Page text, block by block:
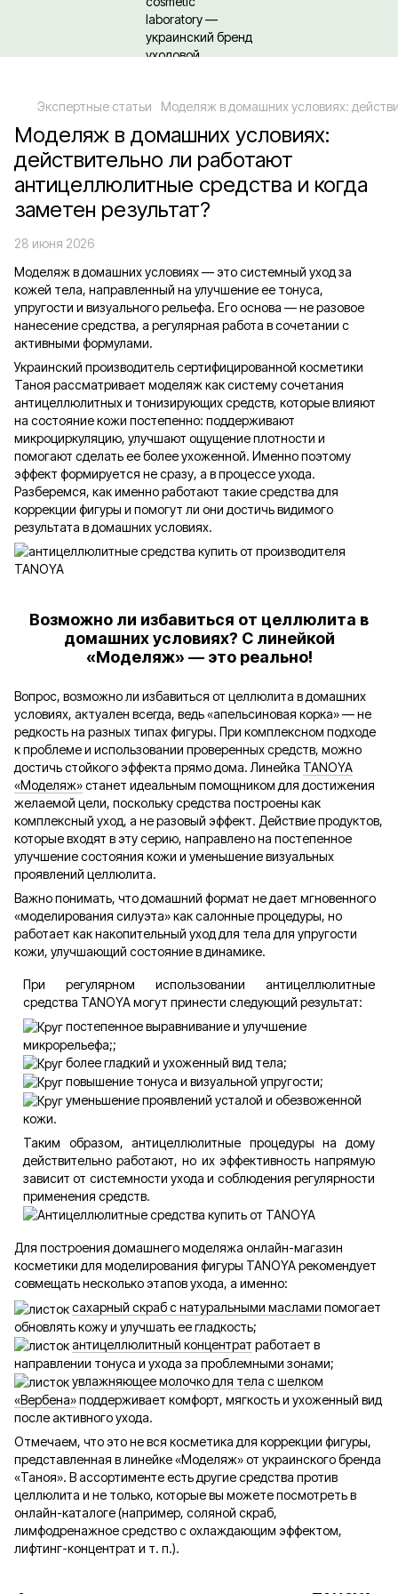
Экспертные статьи Моделяж в домашних условиях:
Моделяж в домашних условиях:
действительно ли работают
антицеллюлитные средства и когда
заметен результат?
28 июня 2026
Моделяж в домашних условиях — это системный уход за
кожей тела, направленный на улучшение ее тонуса,
упругости и визуального рельефа. Его основа — не разовое
нанесение средства, а регулярная работа в сочетании с
активными формулами.
Украинский производитель сертифицированной косметики
Таноя рассматривает моделяж как систему сочетания
антицеллюлитных и тонизирующих средств, которые влияют
на состояние кожи постепенно: поддерживают
микроциркуляцию, улучшают ощущение плотности и
помогают сделать ее более ухоженной. Именно поэтому
эффект формируется не сразу, а в процессе ухода.
Разберемся, как именно работают такие средства для
коррекции фигуры и помогут ли они достичь видимого
результата в домашних условиях.
Возможно ли избавиться от целлюлита в
домашних условиях? С линейкой
«Моделяж» — это реально!
Вопрос, возможно ли избавиться от целлюлита в домашних
условиях, актуален всегда, ведь «апельсиновая корка» — не
редкость на разных типах фигуры. При комплексном подходе
к проблеме и использовании проверенных средств, можно
достичь стойкого эффекта прямо дома. Линейка TANOYA
«Моделяж»станет идеальным помощником для достижения
желаемой цели, поскольку средства построены как
комплексный уход, а не разовый эффект. Действие продуктов,
которые входят в эту серию, направлено на постепенное
улучшение состояния кожи и уменьшение визуальных
проявлений целлюлита.
Важно понимать, что домашний формат не дает мгновенного
«моделирования силуэта» как салонные процедуры, но
работает как накопительный уход для тела для упругости
кожи, улучшающий состояние в динамике.
При регулярном использовании антицеллюлитные
средства TANOYA могут принести следующий результат:
постепенное выравнивание и улучшение
микрорельефа;;
более гладкий и ухоженный вид тела;
повышение тонуса и визуальной упругости;
уменьшение проявлений усталой и обезвоженной
кожи.
Таким образом, антицеллюлитные процедуры на дому
действительно работают, но их эффективность напрямую
зависит от системности ухода и соблюдения регулярности
применения средств.
Для построения домашнего моделяжа онлайн-магазин
косметики для моделирования фигуры TANOYA рекомендует
совмещать несколько этапов ухода, а именно:
сахарный скраб с натуральными маслами помогает
обновлять кожу и улучшать ее гладкость;
антицеллюлитный концентрат работает в
направлении тонуса и ухода за проблемными зонами;
увлажняющее молочко для тела с шелком
«Вербена»поддерживает комфорт, мягкость и ухоженный вид
после активного ухода.
Отмечаем, что это не вся косметика для коррекции фигуры,
представленная в линейке «Моделяж» от украинского бренда
«Таноя». В ассортименте есть другие средства против
целлюлита и не только, которые вы можете посмотреть в
онлайн-каталоге (например, соляной скраб,
лимфодренажное средство с охлаждающим эффектом,
лифтинг-концентрат и т. п.).